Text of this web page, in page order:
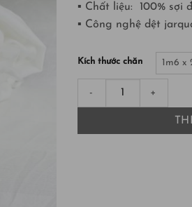
▪ Chất liệu: 100% sợi
▪ Công nghệ dệt
Kích thước chăn 1m6 x
ga chun sợi đậu nành,